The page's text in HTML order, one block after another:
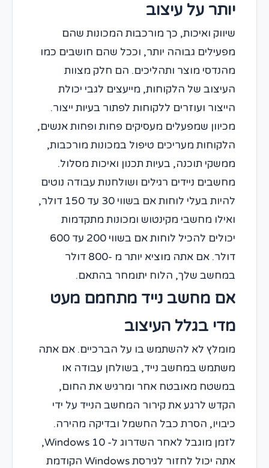
יותר על עיצוב
שיווק ואיכות, כך מורכבות המכונות שהם
מפעילים גבוהה יותר, וככל שהם חושבים כמו
מהנדסי מוצר ותהליכים. הם חלק מצוות
העיצוב של הלקוחות, מייעצים לגבי יכולת
הייצור ועוזרים ללקוחות לפתור בעיות ייצור.
מכיוון שמפעלים מעסיקים פחות ופחות אנשים,
הלקוחות מעריכים טיפול במכונות מורכבות,
ממשקי תוכנה, בעיות תכנון ואיכות מסלול.
מחשבים ניידים רגילים ושולחנות עבודה נוטים
להיות בעלי לוחות אם בשווי 30 עד 150 דולר,
ואילו מחשבי מקינטוש ומכונות מתקדמות
יכולים להכיל לוחות אם בשווי 200 עד 600
דולר. אם אתה מוציא יותר מ -800 דולר
במחשב שלך, הלוח יתומחר בהתאם.
אם מחשב נייד מתחמם מעט
מדי בגלל העיצוב
מומלץ לא להשתמש בו על הברכיים. אם אתה
משתמש במחשב נייד, בשולחן עבודה או
במשטח מאובטח אחר ומרגיש את החום,
הקדש לרגע את קירור המחשב הנייד על ידי
כיבויו, הסרת כבל החשמל ובדיקה מהירה.
לזמן מוגבל לאחר השדרוג ל- Windows 10,
אתה יכול לחזור לגירסת Windows הקודמת